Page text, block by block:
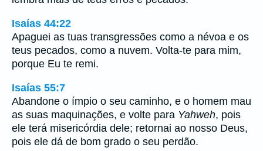
Isaías 44:22
Apaguei as tuas transgressões como a névoa e os
teus pecados, como a nuvem. Volta-te para mim,
porque Eu te remi.
Isaías 55:7
Abandone o ímpio o seu caminho, e o homem mau
as suas maquinações, e volte para Yahweh, pois
ele terá misericórdia dele; retornai ao nosso Deus,
pois ele dá de bom grado o seu perdão.